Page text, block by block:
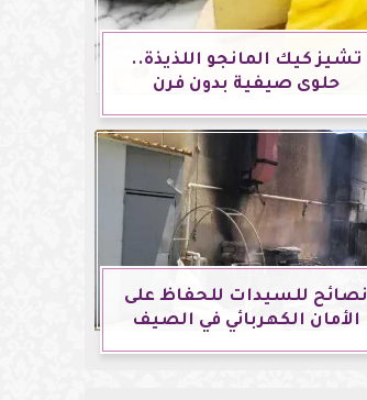
تشيز كيك المانجو اللذيذة..
حلوى صيفية بدون فرن
نصائح للسيدات للحفاظ على
الأمان الكهربائي في الصيف